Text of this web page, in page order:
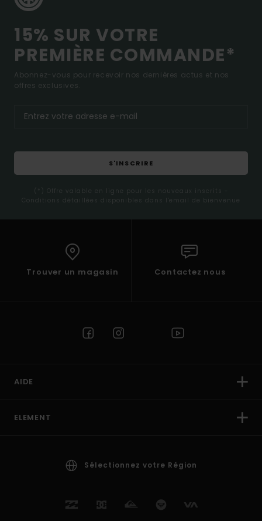
15% SUR VOTRE
PREMIÈRE COMMANDE*
Abonnez-vous pour recevoir nos dernières actus et nos
offres exclusives.
S'INSCRIRE
(*) Offre valable en ligne pour les nouveaux inscrits -
Conditions détaillées disponibles dans l'email de bienvenue
Trouver un magasin Contactez nous
AIDE
ELEMENT
Sélectionnez votre Région